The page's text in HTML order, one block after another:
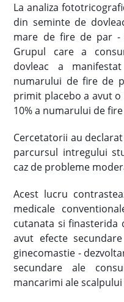
La analiza
din seminte de
mare de fire de par
Grupul care a
dovleac a
numarului de fire de
primit placebo a avut
10% a numarului de
Cercetatorii au
parcursul intregului
caz de probleme
Acest lucru
medicale
cutanata si finasterida
avut efecte
ginecomastie -
secundare ale
mancarimi ale